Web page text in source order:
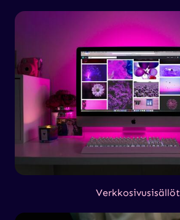
Verkkosivusisällöt